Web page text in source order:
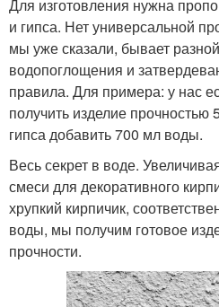
Для изготовления нужна
и гипса. Нет универсальной
мы уже сказали, бывает
водопоглощения и
правила. Для примера: у нас
получить изделие
гипса добавить 700 мл воды.
Весь секрет в воде.
смеси для декоративного
хрупкий кирпичик,
воды, мы получим готовое
прочности.